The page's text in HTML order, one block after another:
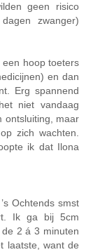
geen risico
zwanger)
een hoop toeters
en dan
Erg spannend
niet vandaag
ontsluiting, maar
zich wachten.
ik dat Ilona
Ochtends smst
Ik ga bij 5cm
2 á 3 minuten
laatste, want de